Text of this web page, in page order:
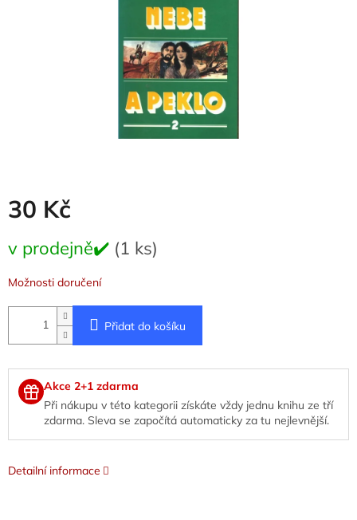
30 Kč
cena:
v prodejně✔️ (1 ks)
Možnosti doručení
Přidat do košíku
Akce 2+1 zdarma
Při nákupu v této kategorii získáte vždy jednu knihu ze tří
zdarma. Sleva se započítá automaticky za tu nejlevnější.
Detailní informace